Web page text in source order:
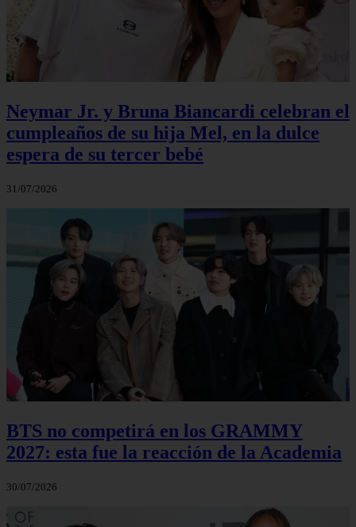
Neymar Jr. y Bruna Biancardi celebran el
cumpleaños de su hija Mel, en la dulce
espera de su tercer bebé
31/07/2026
BTS no competirá en los GRAMMY
2027: esta fue la reacción de la Academia
30/07/2026